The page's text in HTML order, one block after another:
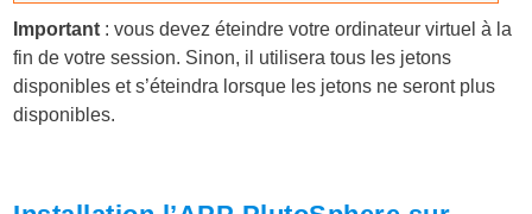
Important : vous devez éteindre votre ordinateur virtuel à la
fin de votre session. Sinon, il utilisera tous les jetons
disponibles et s’éteindra lorsque les jetons ne seront plus
disponibles.